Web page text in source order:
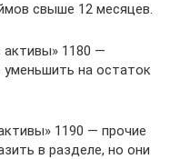
свыше 12 месяцев.
1180 —
на остаток
1190 — прочие
в разделе, но они